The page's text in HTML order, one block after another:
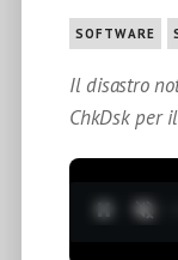
SOFTWARE
Il disastro
ChkDsk per